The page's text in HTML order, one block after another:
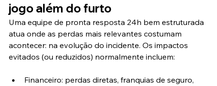
jogo além do furto
Uma equipe de pronta resposta 24h bem estruturada
atua onde as perdas mais relevantes costumam
acontecer: na evolução do incidente. Os impactos
evitados (ou reduzidos) normalmente incluem:
Financeiro: perdas diretas, franquias de seguro,